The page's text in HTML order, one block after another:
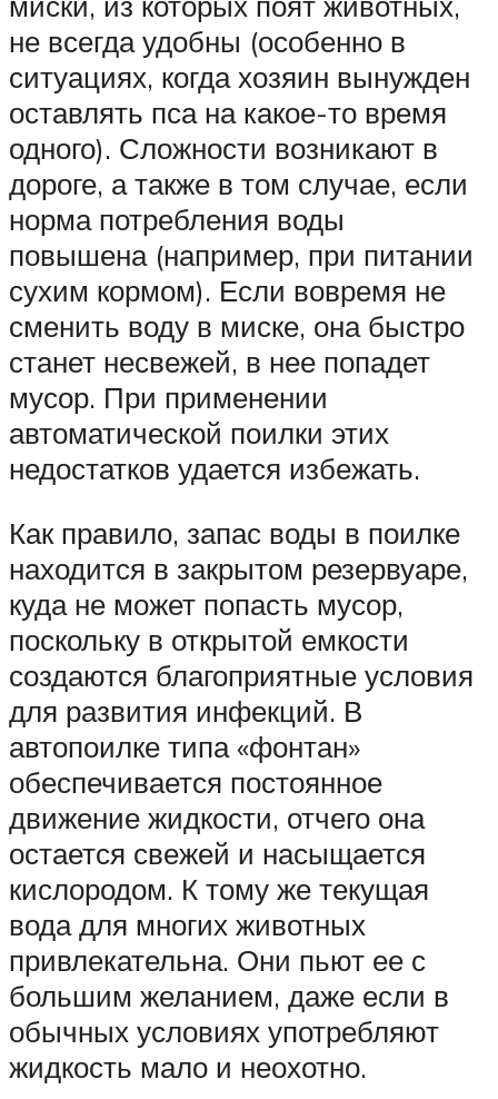
не всегда удобны (особенно в
ситуациях, когда хозяин вынужден
оставлять пса на какое-то время
одного). Сложности возникают в
дороге, а также в том случае, если
норма потребления воды
повышена (например, при питании
сухим кормом). Если вовремя не
сменить воду в миске, она быстро
станет несвежей, в нее попадет
мусор. При применении
автоматической поилки этих
недостатков удается избежать.
Как правило, запас воды в поилке
находится в закрытом резервуаре,
куда не может попасть мусор,
поскольку в открытой емкости
создаются благоприятные условия
для развития инфекций. В
автопоилке типа «фонтан»
обеспечивается постоянное
движение жидкости, отчего она
остается свежей и насыщается
кислородом. К тому же текущая
вода для многих животных
привлекательна. Они пьют ее с
большим желанием, даже если в
обычных условиях употребляют
жидкость мало и неохотно.